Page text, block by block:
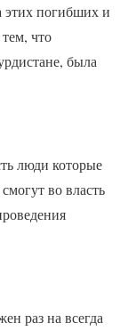
этих погибших и
что
была
люди которые
во власть
раз на всегда